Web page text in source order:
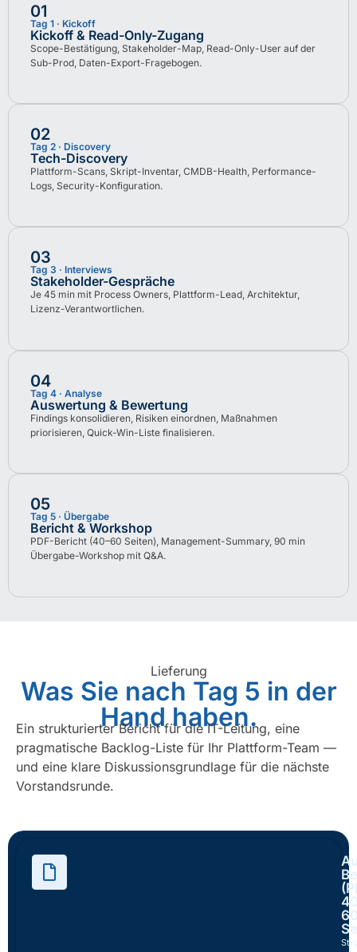
01
Tag 1 · Kickoff
Kickoff & Read-Only-Zugang
Scope-Bestätigung, Stakeholder-Map, Read-Only-User auf der
Sub-Prod, Daten-Export-Fragebogen.
02
Tag 2 · Discovery
Tech-Discovery
Plattform-Scans, Skript-Inventar, CMDB-Health, Performance-
Logs, Security-Konfiguration.
03
Tag 3 · Interviews
Stakeholder-Gespräche
Je 45 min mit Process Owners, Plattform-Lead, Architektur,
Lizenz-Verantwortlichen.
04
Tag 4 · Analyse
Auswertung & Bewertung
Findings konsolidieren, Risiken einordnen, Maßnahmen
priorisieren, Quick-Win-Liste finalisieren.
05
Tag 5 · Übergabe
Bericht & Workshop
PDF-Bericht (40–60 Seiten), Management-Summary, 90 min
Übergabe-Workshop mit Q&A.
Lieferung
Was Sie nach Tag 5 in der
Hand haben.
Ein strukturierter Bericht für die IT-Leitung, eine
pragmatische Backlog-Liste für Ihr Plattform-Team —
und eine klare Diskussionsgrundlage für die nächste
Vorstandsrunde.